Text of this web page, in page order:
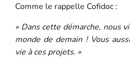
Comme le rappelle Cofidoc :
« Dans cette démarche, nous
monde de demain ! Vous
vie à ces projets. »